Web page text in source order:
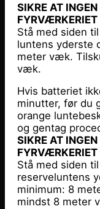
SIKRE AT
FYRVÆRKERIET
Stå med siden
luntens yderste
meter væk.
væk.
Hvis batteriet
minutter, før du
orange
og gentag
SIKRE AT
FYRVÆRKERIET
Stå med siden
reserveluntens
minimum: 8
mindst 8 meter